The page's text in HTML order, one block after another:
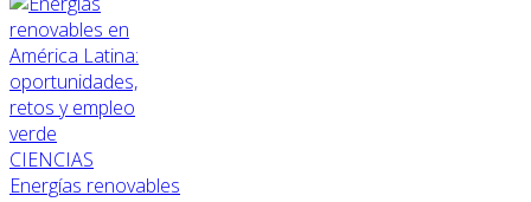
CIENCIAS
Energías renovables